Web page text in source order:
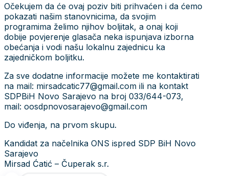
Očekujem da će ovaj poziv biti prihvaćen i da ćemo
pokazati našim stanovnicima, da svojim
programima želimo njihov boljitak, a onaj koji
dobije povjerenje glasača neka ispunjava izborna
obećanja i vodi našu lokalnu zajednicu ka
zajedničkom boljitku.
Za sve dodatne informacije možete me kontaktirati
na mail: mirsadcatic77@gmail.com ili na kontakt
SDPBiH Novo Sarajevo na broj 033/644-073,
mail: oosdpnovosarajevo@gmail.com
Do viđenja, na prvom skupu.
Kandidat za načelnika ONS ispred SDP BiH Novo
Sarajevo
Mirsad Ćatić – Čuperak s.r.